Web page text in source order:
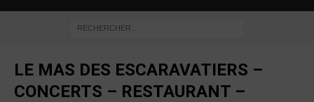
LE MAS DES ESCARAVATIERS –
CONCERTS – RESTAURANT –